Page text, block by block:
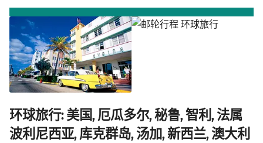
环球旅行: 美国, 厄瓜多尔, 秘鲁, 智利, 法属
波利尼西亚, 库克群岛, 汤加, 新西兰, 澳大利